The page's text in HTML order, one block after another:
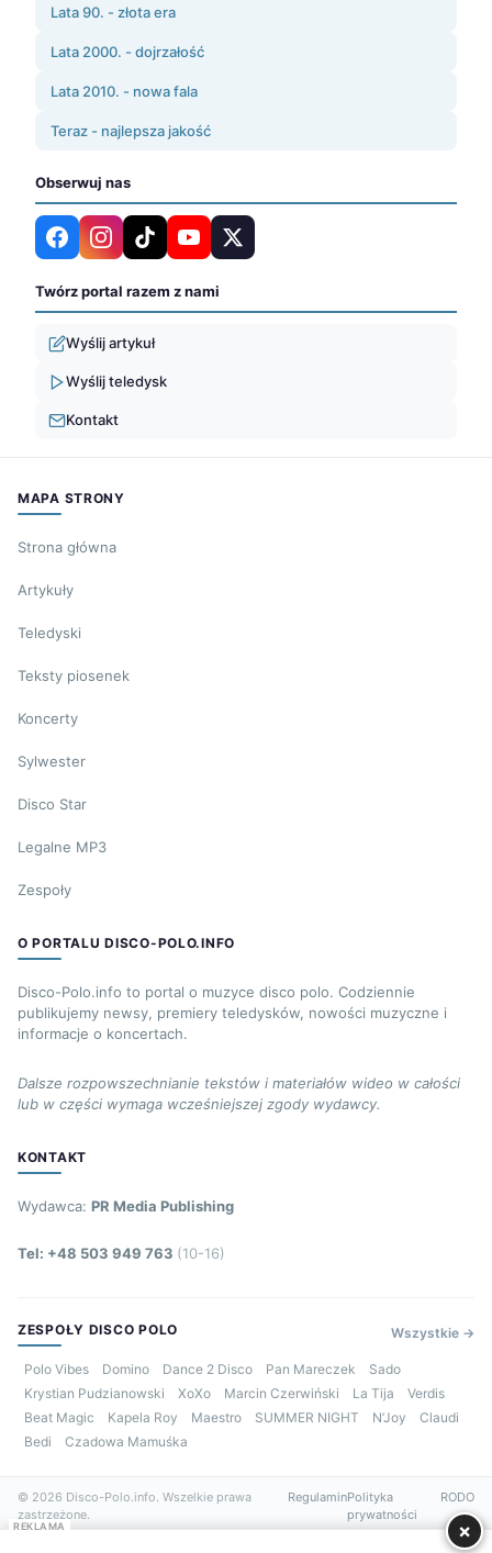
Lata 90. - złota era
Lata 2000. - dojrzałość
Lata 2010. - nowa fala
Teraz - najlepsza jakość
Obserwuj nas
Twórz portal razem z nami
Wyślij artykuł
Wyślij teledysk
Kontakt
MAPA STRONY
Strona główna
Artykuły
Teledyski
Teksty piosenek
Koncerty
Sylwester
Disco Star
Legalne MP3
Zespoły
O PORTALU DISCO-POLO.INFO
Disco-Polo.info to portal o muzyce disco polo. Codziennie
publikujemy newsy, premiery teledysków, nowości muzyczne i
informacje o koncertach.
Dalsze rozpowszechnianie tekstów i materiałów wideo w całości
lub w części wymaga wcześniejszej zgody wydawcy.
KONTAKT
Wydawca: PR Media Publishing
Tel: +48 503 949 763 (10-16)
ZESPOŁY DISCO POLO Wszystkie →
Polo Vibes Domino Dance 2 Disco Pan Mareczek
Sado
Krystian Pudzianowski
XoXo Marcin Czerwiński La Tija
Verdis
Beat Magic
Kapela Roy Maestro SUMMER NIGHT N’Joy
Claudi
Bedi
Czadowa Mamuśka
© 2026 Disco-Polo.info. Wszelkie prawa
zastrzeżone.
RegulaminPolityka
prywatności
RODO
REKLAMA ×